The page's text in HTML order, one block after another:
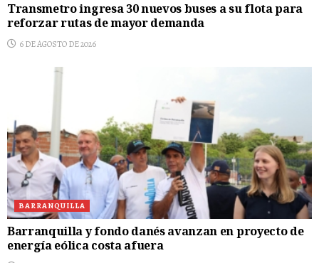
Transmetro ingresa 30 nuevos buses a su flota para
reforzar rutas de mayor demanda
6 DE AGOSTO DE 2026
BARRANQUILLA
Barranquilla y fondo danés avanzan en proyecto de
energía eólica costa afuera